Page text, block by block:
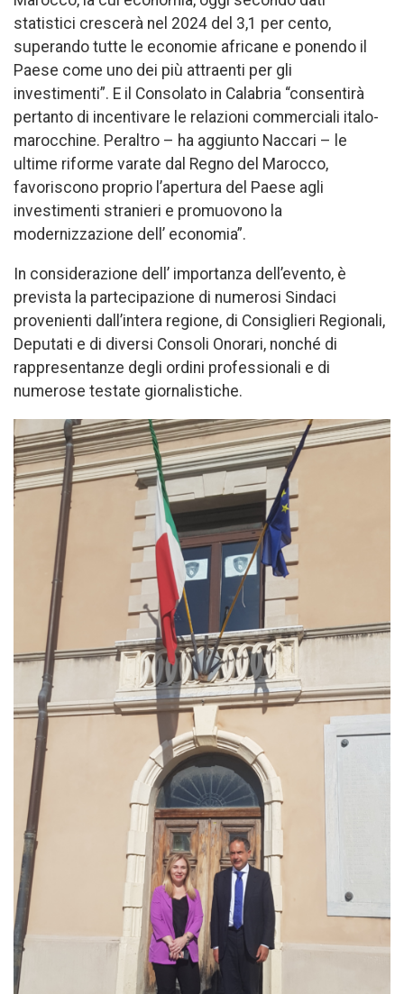
statistici crescerà nel 2024 del 3,1 per cento,
superando tutte le economie africane e ponendo il
Paese come uno dei più attraenti per gli
investimenti”. E il Consolato in Calabria “consentirà
pertanto di incentivare le relazioni commerciali italo-
marocchine. Peraltro – ha aggiunto Naccari – le
ultime riforme varate dal Regno del Marocco,
favoriscono proprio l’apertura del Paese agli
investimenti stranieri e promuovono la
modernizzazione dell’ economia”.
In considerazione dell’ importanza dell’evento, è
prevista la partecipazione di numerosi Sindaci
provenienti dall’intera regione, di Consiglieri Regionali,
Deputati e di diversi Consoli Onorari, nonché di
rappresentanze degli ordini professionali e di
numerose testate giornalistiche.